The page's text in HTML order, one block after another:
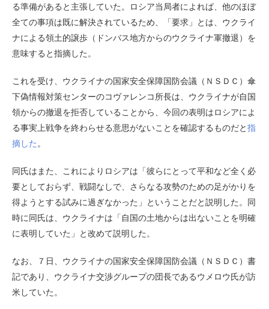
る準備があると主張していた。ロシア当局者によれば、他のほぼ
全ての事項は既に解決されているため、「要求」とは、ウクライ
ナによる領土的譲歩（ドンバス地方からのウクライナ軍撤退）を
意味すると指摘した。
これを受け、ウクライナの国家安全保障国防会議（ＮＳＤＣ）傘
下偽情報対策センターのコヴァレンコ所長は、ウクライナが自国
領からの撤退を拒否していることから、今回の表明はロシアによ
る事実上戦争を終わらせる意思がないことを確認するものだと指
摘した。
同氏はまた、これによりロシアは「彼らにとって平和など全く必
要としておらず、戦闘なしで、さらなる攻勢のための足がかりを
得ようとする試みに過ぎなかった」ということだと説明した。同
時に同氏は、ウクライナは「自国の土地からは出ないことを明確
に表明していた」と改めて説明した。
なお、７日、ウクライナの国家安全保障国防会議（ＮＳＤＣ）書
記であり、ウクライナ交渉グループの団長であるウメロウ氏が訪
米していた。